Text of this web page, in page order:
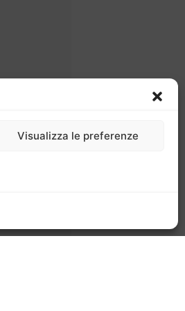
Visualizza le preferenze